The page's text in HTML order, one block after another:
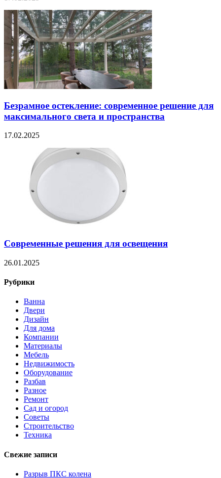
Безрамное остекление: современное решение для
максимального света и пространства
17.02.2025
Современные решения для освещения
26.01.2025
Рубрики
Ванна
Двери
Дизайн
Для дома
Компании
Материалы
Мебель
Недвижимость
Оборудование
Разбав
Разное
Ремонт
Сад и огород
Советы
Строительство
Техника
Свежие записи
Разрыв ПКС колена